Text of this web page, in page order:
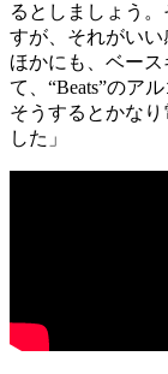
るとしましょう
すが、それがいい
ほかにも、ベー
て、“Beats”のア
そうするとかな
した」